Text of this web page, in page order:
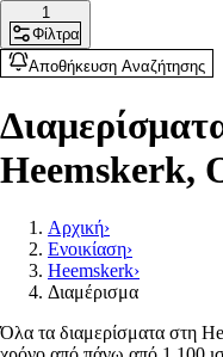
1
Φίλτρα
Αποθήκευση Αναζήτησης
Heemskerk,
Αρχική›
Ενοικίαση›
Heemskerk›
Διαμέρισμα
Όλα τα διαμερίσματα στη